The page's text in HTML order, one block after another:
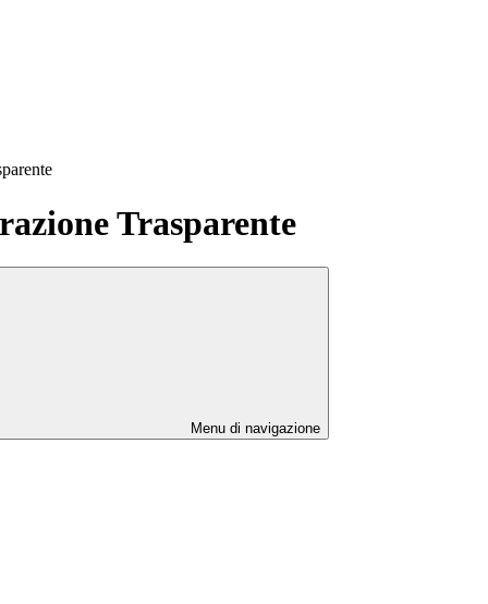
Trasparente
Menu di navigazione